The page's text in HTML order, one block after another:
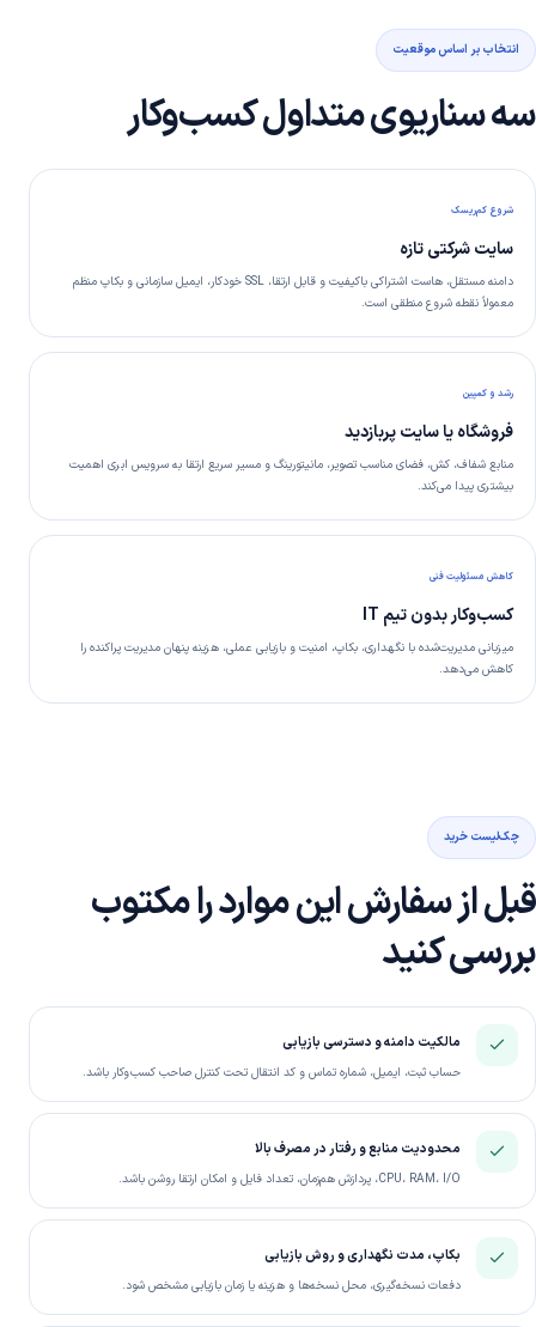
انتخاب بر اساس موقعیت
سه سناریوی متداول کسب‌وکار
شروع کم‌ریسک
سایت شرکتی تازه
دامنه مستقل، هاست اشتراکی باکیفیت و قابل ارتقا، SSL خودکار، ایمیل سازمانی و بکاپ منظم
معمولاً نقطه شروع منطقی است.
رشد و کمپین
فروشگاه یا سایت پربازدید
منابع شفاف، کش، فضای مناسب تصویر، مانیتورینگ و مسیر سریع ارتقا به سرویس ابری اهمیت
بیشتری پیدا می‌کند.
کاهش مسئولیت فنی
کسب‌وکار بدون تیم IT
میزبانی مدیریت‌شده با نگهداری، بکاپ، امنیت و بازیابی عملی، هزینه پنهان مدیریت پراکنده را
کاهش می‌دهد.
چک‌لیست خرید
قبل از سفارش این موارد را مکتوب
بررسی کنید
مالکیت دامنه و دسترسی بازیابی
حساب ثبت، ایمیل، شماره تماس و کد انتقال تحت کنترل صاحب کسب‌وکار باشد.
محدودیت منابع و رفتار در مصرف بالا
CPU، RAM، I/O، پردازش هم‌زمان، تعداد فایل و امکان ارتقا روشن باشد.
بکاپ، مدت نگهداری و روش بازیابی
دفعات نسخه‌گیری، محل نسخه‌ها و هزینه یا زمان بازیابی مشخص شود.